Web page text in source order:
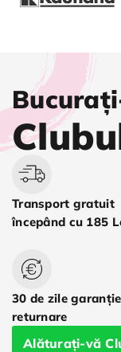
Transport gratuit
începând cu 185
30 de zile
returnare
Alăturați-vă